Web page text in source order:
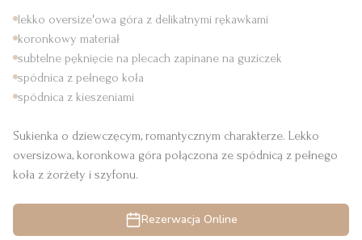
lekko oversize'owa góra z delikatnymi rękawkami
koronkowy materiał
subtelne pęknięcie na plecach zapinane na guziczek
spódnica z pełnego koła
spódnica z kieszeniami
Sukienka o dziewczęcym, romantycznym charakterze. Lekko
oversizowa, koronkowa góra połączona ze spódnicą z pełnego
koła z żorżety i szyfonu.
Rezerwacja Online